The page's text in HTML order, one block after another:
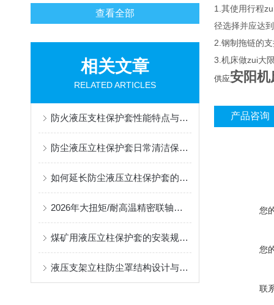
查看全部
相关文章
RELATED ARTICLES
防火液压支柱保护套性能特点与阻燃防护应用
防尘液压立柱保护套日常清洁保养与更换规范
如何延长防尘液压立柱保护套的使用寿命？
2026年大扭矩/耐高温精密联轴器定制找哪家？能实现精准定制的优质厂家盘点
煤矿用液压立柱保护套的安装规范与使用寿命提升方案
液压支架立柱防尘罩结构设计与密封防护原理
1.其使用行程
径选择并应达
2.钢制拖链的
3.机床做zui大
供应安阳机
产品咨询
您
您
联